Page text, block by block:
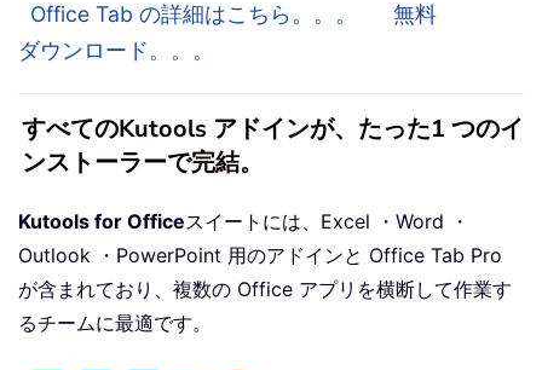
Office Tab の詳細はこちら。。。
無料
ダウンロード。。。
すべてのKutools アドインが、たった1 つのイ
ンストーラーで完結。
Kutools for Officeスイートには、Excel ・Word ・
Outlook ・PowerPoint 用のアドインと Office Tab Pro
が含まれており、複数の Office アプリを横断して作業す
るチームに最適です。